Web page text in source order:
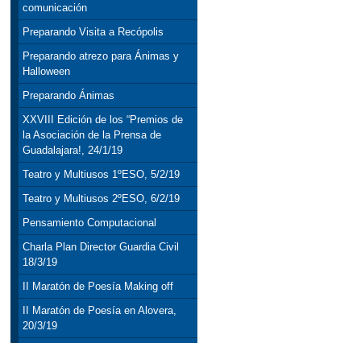
comunicación
Preparando Visita a Recópolis
Preparando atrezo para Ánimas y
Halloween
Preparando Ánimas
XXVIII Edición de los “Premios de
la Asociación de la Prensa de
Guadalajara!, 24/1/19
Teatro y Multiusos 1ºESO, 5/2/19
Teatro y Multiusos 2ºESO, 6/2/19
Pensamiento Computacional
Charla Plan Director Guardia Civil
18/3/19
II Maratón de Poesía Making off
II Maratón de Poesía en Alovera,
20/3/19